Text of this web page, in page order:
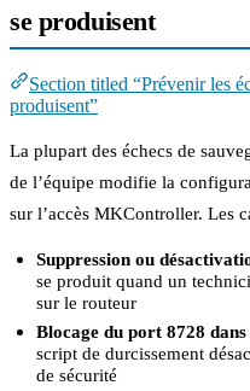
se produisent
Section titled “Prévenir les
produisent”
La plupart des échecs de
de l’équipe modifie la
sur l’accès MKController. Les
Suppression ou
se produit quand un
sur le routeur
Blocage du port 8728
script de durcissement
de sécurité